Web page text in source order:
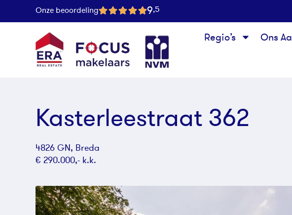
Onze beoordeling 9,5
Regio’s Ons
Kasterleestraat 362
4826 GN, Breda
€ 290.000,- k.k.